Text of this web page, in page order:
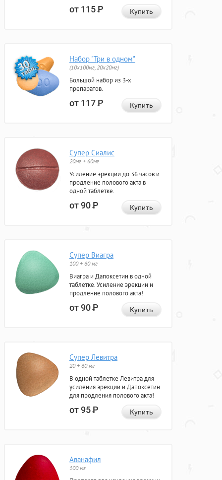
от 115Р Купить
Набор "Три в одном"
(10x100мг, 20x20мг)
Большой набор из 3-х
препаратов.
от 117Р Купить
Супер Сиалис
20мг + 60мг
Усиление эрекции до 36 часов и
продление полового акта в
одной таблетке.
от 90Р Купить
Супер Виагра
100 + 60 мг
Виагра и Дапоксетин в одной
таблетке. Усиление эрекции и
продление полового акта!
от 90Р Купить
Супер Левитра
20 + 60 мг
В одной таблетке Левитра для
усиления эрекции и Дапоксетин
для продления полового акта!
от 95Р Купить
Аванафил
100 мг